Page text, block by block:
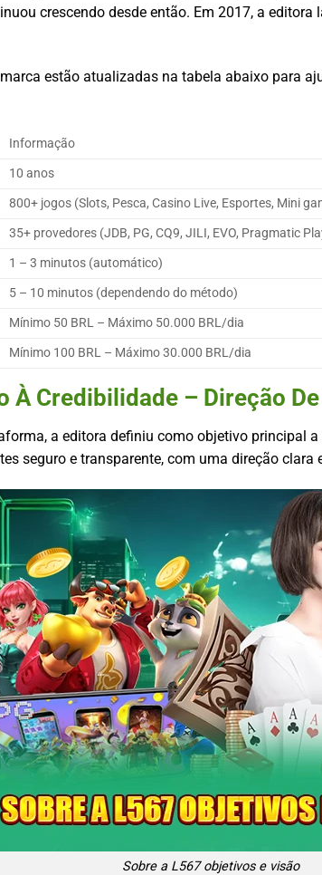
crescendo desde então. Em 2017, a
estão atualizadas na tabela abaixo para
Informação
10 anos
800+ jogos (Slots, Pesca, Casino Live, Esportes, Mini
35+ provedores (JDB, PG, CQ9, JILI, EVO, Pragmatic
1 – 3 minutos (automático)
5 – 10 minutos (dependendo do método)
Mínimo 50 BRL – Máximo 50.000 BRL/dia
Mínimo 100 BRL – Máximo 30.000 BRL/dia
À Credibilidade – Direção
a editora definiu como objetivo principal
seguro e transparente, com uma direção clara
Sobre a L567 objetivos e visão